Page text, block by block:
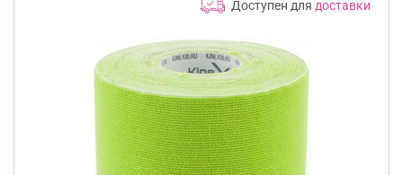
Доступен для доставки